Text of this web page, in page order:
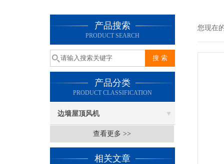
产品搜索
PRODUCT SEARCH
产品分类
PRODUCT CLASSIFICATION
边墙屋顶风机
查看更多 >>
相关文章
您现在